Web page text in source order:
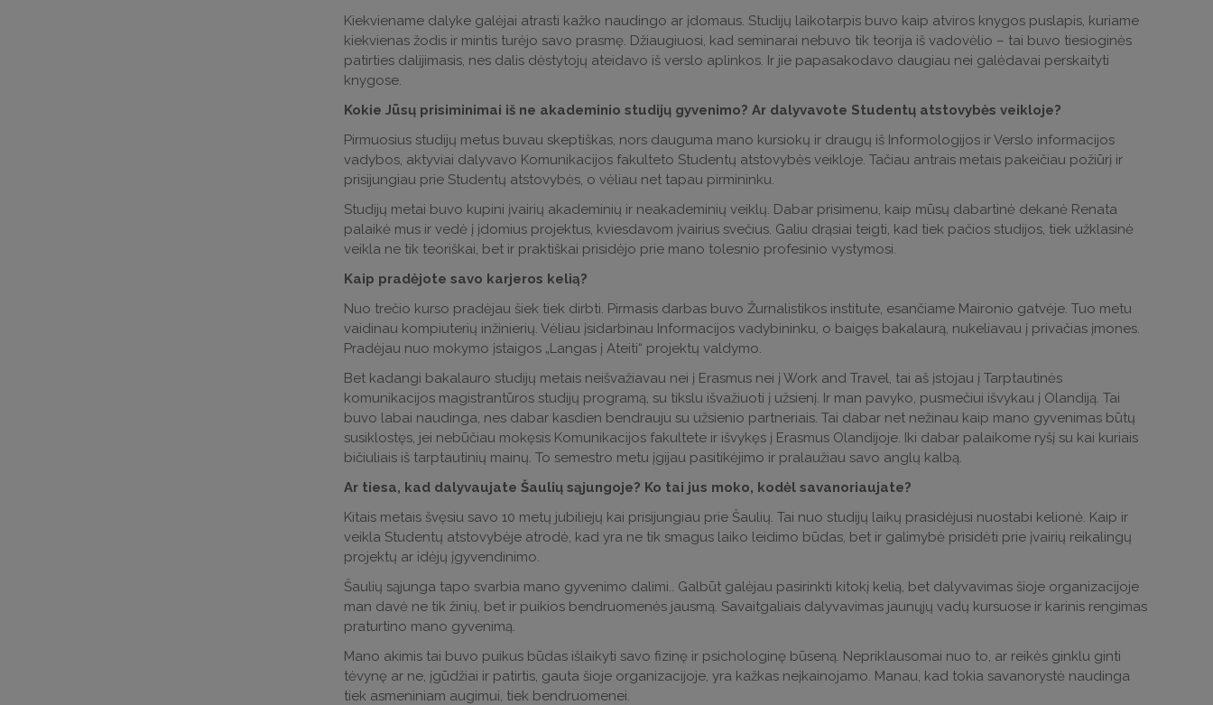
Kiekviename dalyke galėjai atrasti kažko naudingo ar įdomaus. Studijų laikotarpis buvo kaip atviros knygos puslapis, kuriame
kiekvienas žodis ir mintis turėjo savo prasmę. Džiaugiuosi, kad seminarai nebuvo tik teorija iš vadovėlio – tai buvo tiesioginės
patirties dalijimasis, nes dalis dėstytojų ateidavo iš verslo aplinkos. Ir jie papasakodavo daugiau nei galėdavai perskaityti
knygose.
Kokie Jūsų prisiminimai iš ne akademinio studijų gyvenimo? Ar dalyvavote Studentų atstovybės veikloje?
Pirmuosius studijų metus buvau skeptiškas, nors dauguma mano kursiokų ir draugų iš Informologijos ir Verslo informacijos
vadybos, aktyviai dalyvavo Komunikacijos fakulteto Studentų atstovybės veikloje. Tačiau antrais metais pakeičiau požiūrį ir
prisijungiau prie Studentų atstovybės, o vėliau net tapau pirmininku.
Studijų metai buvo kupini įvairių akademinių ir neakademinių veiklų. Dabar prisimenu, kaip mūsų dabartinė dekanė Renata
palaikė mus ir vedė į įdomius projektus, kviesdavom įvairius svečius. Galiu drąsiai teigti, kad tiek pačios studijos, tiek užklasinė
veikla ne tik teoriškai, bet ir praktiškai prisidėjo prie mano tolesnio profesinio vystymosi.
Kaip pradėjote savo karjeros kelią?
Nuo trečio kurso pradėjau šiek tiek dirbti. Pirmasis darbas buvo Žurnalistikos institute, esančiame Maironio gatvėje. Tuo metu
vaidinau kompiuterių inžinierių. Vėliau įsidarbinau Informacijos vadybininku, o baigęs bakalaurą, nukeliavau į privačias įmones.
Pradėjau nuo mokymo įstaigos „Langas į Ateiti“ projektų valdymo.
Bet kadangi bakalauro studijų metais neišvažiavau nei į Erasmus nei į Work and Travel, tai aš įstojau į Tarptautinės
komunikacijos magistrantūros studijų programą, su tikslu išvažiuoti į užsienį. Ir man pavyko, pusmečiui išvykau į Olandiją. Tai
buvo labai naudinga, nes dabar kasdien bendrauju su užsienio partneriais. Tai dabar net nežinau kaip mano gyvenimas būtų
susiklostęs, jei nebūčiau mokęsis Komunikacijos fakultete ir išvykęs į Erasmus Olandijoje. Iki dabar palaikome ryšį su kai kuriais
bičiuliais iš tarptautinių mainų. To semestro metu įgijau pasitikėjimo ir pralaužiau savo anglų kalbą.
Ar tiesa, kad dalyvaujate Šaulių sąjungoje? Ko tai jus moko, kodėl savanoriaujate?
Kitais metais švęsiu savo 10 metų jubiliejų kai prisijungiau prie Šaulių. Tai nuo studijų laikų prasidėjusi nuostabi kelionė. Kaip ir
veikla Studentų atstovybėje atrodė, kad yra ne tik smagus laiko leidimo būdas, bet ir galimybė prisidėti prie įvairių reikalingų
projektų ar idėjų įgyvendinimo.
Šaulių sąjunga tapo svarbia mano gyvenimo dalimi.. Galbūt galėjau pasirinkti kitokį kelią, bet dalyvavimas šioje organizacijoje
man davė ne tik žinių, bet ir puikios bendruomenės jausmą. Savaitgaliais dalyvavimas jaunųjų vadų kursuose ir karinis rengimas
praturtino mano gyvenimą.
Mano akimis tai buvo puikus būdas išlaikyti savo fizinę ir psichologinę būseną. Nepriklausomai nuo to, ar reikės ginklu ginti
tėvynę ar ne, įgūdžiai ir patirtis, gauta šioje organizacijoje, yra kažkas neįkainojamo. Manau, kad tokia savanorystė naudinga
tiek asmeniniam augimui, tiek bendruomenei.